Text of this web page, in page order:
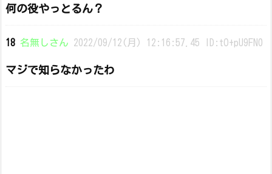
何の役やっとるん？
18 名無しさん 2022/09/12(月) 12:16:57.45 ID:tO+pU9FN0
マジで知らなかったわ